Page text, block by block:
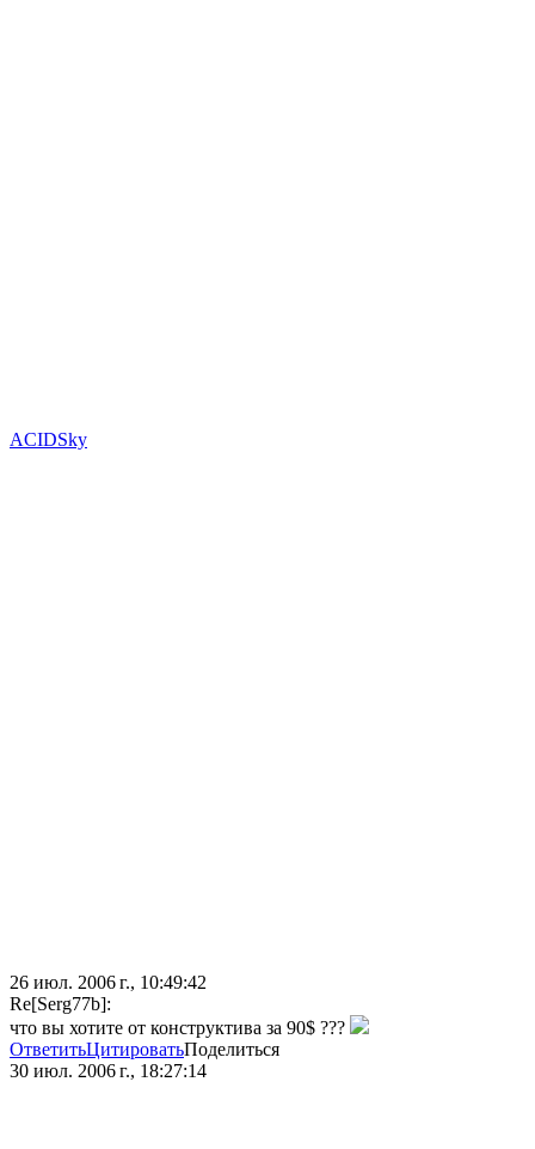
ACIDSky
26 июл. 2006 г., 10:49:42
Re[Serg77b]:
что вы хотите от конструктива за 90$ ???
ОтветитьЦитироватьПоделиться
30 июл. 2006 г., 18:27:14